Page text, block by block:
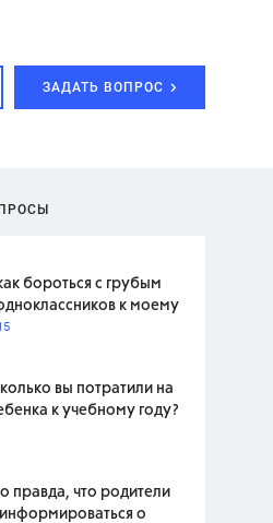
ЗАДАТЬ ВОПРОС
бороться с грубым
к моему
вы потратили на
к учебному году?
правда, что родители
о